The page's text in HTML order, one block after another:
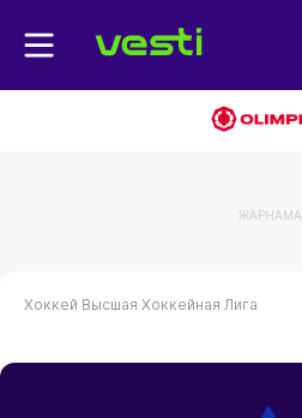
ЖАРНАМА
Хоккей Высшая Хоккейная Лига